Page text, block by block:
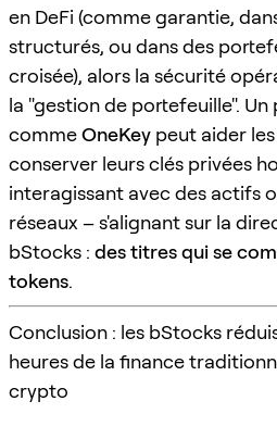
en DeFi (comme garantie,
structurés, ou dans des
croisée), alors la sécurité
la "gestion de portefeuille".
commeOneKey peut aider
conserver leurs clés privées
interagissant avec des actifs
réseaux – s'alignant sur la
bStocks : des titres qui se
tokens.
Conclusion : les bStocks
heures de la finance
crypto